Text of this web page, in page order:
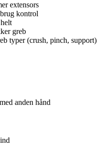
extensors
kontrol
greb
typer (crush, pinch, support)
anden hånd